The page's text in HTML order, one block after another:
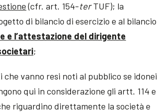
(cfr. art. 154-terTUF); la
di bilancio di esercizio e al bilancio
e l’attestazione del dirigente
;
vanno resi noti al pubblico se idonei
qui in considerazione gli artt. 114 e
riguardino direttamente la società e